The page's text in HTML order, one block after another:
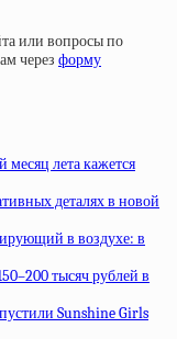
или вопросы по
через форму
месяц лета кажется
деталях в новой
в воздухе: в
тысяч рублей в
Sunshine Girls